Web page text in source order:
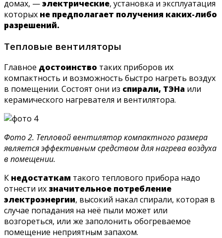
домах, —электрические, установка и эксплуатация
которых не предполагает получения каких-либо
разрешений.
Тепловые вентиляторы
Главное достоинство таких приборов их
компактность и возможность быстро нагреть воздух
в помещении. Состоят они из спирали, ТЭНа или
керамического нагревателя и вентилятора.
Фото 2. Тепловой вентилятор компактного размера
является эффективным средством для нагрева воздуха
в помещении.
К недостаткам такого теплового прибора надо
отнести их значительное потребление
электроэнергии, высокий накал спирали, которая в
случае попадания на неё пыли может или
возгореться, или же заполонить обогреваемое
помещение неприятным запахом.